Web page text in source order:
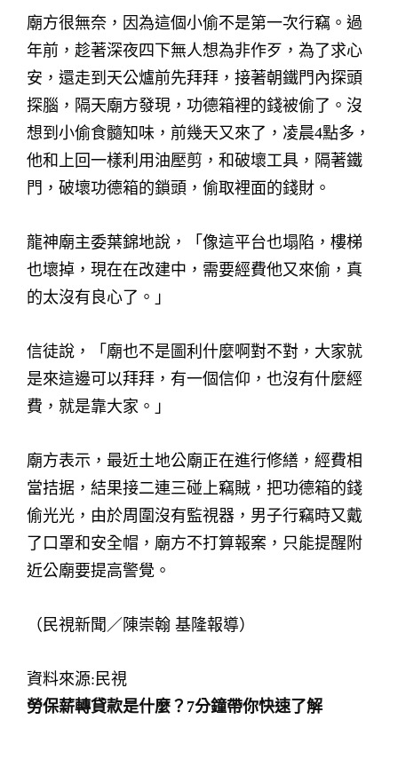
廟方很無奈，因為這個小偷不是第一次行竊。過
年前，趁著深夜四下無人想為非作歹，為了求心
安，還走到天公爐前先拜拜，接著朝鐵門內探頭
探腦，隔天廟方發現，功德箱裡的錢被偷了。沒
想到小偷食髓知味，前幾天又來了，凌晨4點多，
他和上回一樣利用油壓剪，和破壞工具，隔著鐵
門，破壞功德箱的鎖頭，偷取裡面的錢財。
龍神廟主委葉錦地說，「像這平台也塌陷，樓梯
也壞掉，現在在改建中，需要經費他又來偷，真
的太沒有良心了。」
信徒說，「廟也不是圖利什麼啊對不對，大家就
是來這邊可以拜拜，有一個信仰，也沒有什麼經
費，就是靠大家。」
廟方表示，最近土地公廟正在進行修繕，經費相
當拮据，結果接二連三碰上竊賊，把功德箱的錢
偷光光，由於周圍沒有監視器，男子行竊時又戴
了口罩和安全帽，廟方不打算報案，只能提醒附
近公廟要提高警覺。
（民視新聞／陳崇翰 基隆報導）
資料來源:民視
勞保薪轉貸款是什麼？7分鐘帶你快速了解